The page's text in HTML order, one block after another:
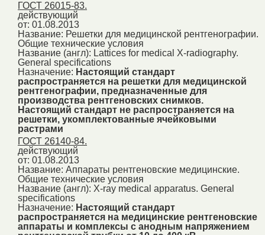
ГОСТ 26015-83.
действующий
от: 01.08.2013
Название: Решетки для медицинской рентгенографии.
Общие технические условия
Название (англ): Lattices for medical X-radiography.
General specifications
Назначение: Настоящий стандарт
распространяется на решетки для медицинской
рентгенографии, предназначенные для
производства рентгеновских снимков.
Настоящий стандарт не распространяется на
решетки, укомплектованные ячейковыми
растрами
ГОСТ 26140-84.
действующий
от: 01.08.2013
Название: Аппараты рентгеновские медицинские.
Общие технические условия
Название (англ): X-ray medical apparatus. General
specifications
Назначение: Настоящий стандарт
распространяется на медицинские рентгеновские
аппараты и комплексы с анодным напряжением